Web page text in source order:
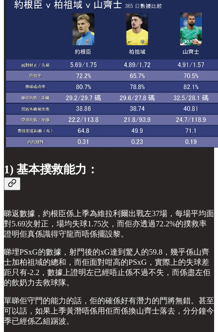
1) 基本撲救能力：
睇返數據，約根臣係上季為維拉利爾出戰左37場，每場平均面
對5.69次射正，場均失球1.75次，而佢亦透過72.2%的撲救率
證明佢真係識得守龍而唔係擺設黎。
睇埋PSxG的數據，射門後的xG達到驚人的59.8，幾乎係山齊
士加柏祖域的總和，而佢面對咁高的PSxG，實際上的失球差
距只有-2.2，數據上證明左已經唔止係不過不失，而係盡左佢
的飲奶力去救球隊。
單睇佢守門的能力的話，佢的確係好有潛力的門將無錯。甚至
可以話，如果上季黃潛唔係用佢而係換山齊士落去，分分鐘今
季已經係乙組踢波。